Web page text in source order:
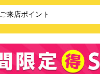
ご来店ポイント